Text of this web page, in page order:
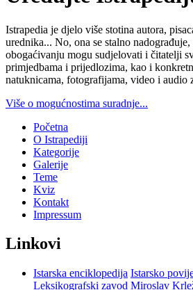
Istrapedia je djelo više stotina autora,
urednika... No, ona se stalno
obogaćivanju mogu sudjelovati i čitatelji
primjedbama i prijedlozima, kao i
natuknicama, fotografijama, video i audio
Više o mogućnostima suradnje...
Početna
O Istrapediji
Kategorije
Galerije
Teme
Kviz
Kontakt
Impressum
Linkovi
Istarska enciklopedija Istarsko
Leksikografski zavod Miroslav